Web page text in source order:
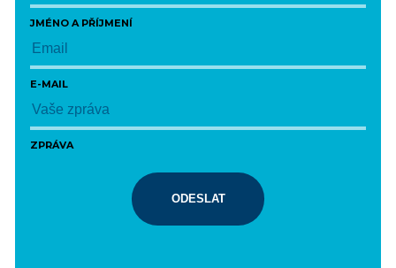
JMÉNO A PŘÍJMENÍ
E-MAIL
ZPRÁVA
ODESLAT